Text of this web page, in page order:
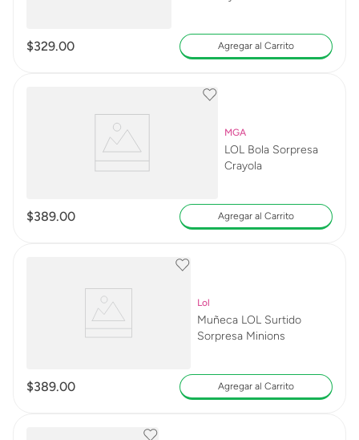
$329.00 Agregar al Carrito
MGA
LOL Bola Sorpresa
Crayola
$389.00 Agregar al Carrito
Lol
Muñeca LOL Surtido
Sorpresa Minions
$389.00 Agregar al Carrito